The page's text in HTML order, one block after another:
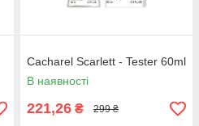
Cacharel Scarlett - Tester 60ml
В наявності
221,26 ₴ 299 ₴